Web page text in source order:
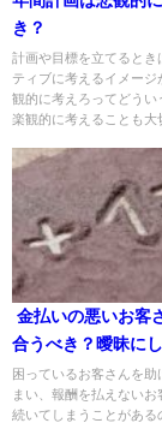
き？
計画や目標を立てるとき
ティブに考えるイメージ
観的に考えろってどうい
楽観的に考えることも大
金払いの悪いお客
合うべき？曖昧に
いビジネスとプラ
別
困っているお客さんを助
まい、報酬を払えない
続いてしまうことがある